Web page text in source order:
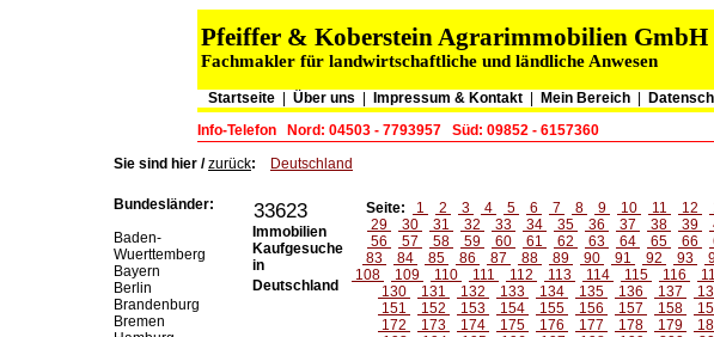
Pfeiffer & Koberstein Agrarimmobilien GmbH
Fachmakler für landwirtschaftliche und ländliche Anwesen
Startseite| Über uns Impressum & Kontakt| Mein Bereich
Info-Telefon
Nord: 04503 - 7793957 Süd: 09852 - 6157360
Sie sind hier /zurück: Deutschland
Bundesländer:
Baden-
Wuerttemberg
Bayern
Berlin
Brandenburg
Bremen
33623
Immobilien
Kaufgesuche
in
Deutschland
Seite: 1 2 3 4 5 6 7 8 9 10 11 12
29
30 31 32 33 34 35 36 37 38 39
56
57 58 59 60 61 62 63 64 65 66
83
84 85 86 87 88 89 90 91 92 93
108
109 110 111 112 113 114 115 116
130
131 132 133 134 135 136 137
151
152 153 154 155 156 157 158
172
173 174 175 176 177 178 179